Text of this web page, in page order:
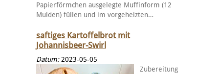
Papierförmchen ausgelegte Muffinform (12
Mulden) füllen und im vorgeheizten…
saftiges Kartoffelbrot mit
Johannisbeer-Swirl
Datum:2023-05-05
Zubereitung